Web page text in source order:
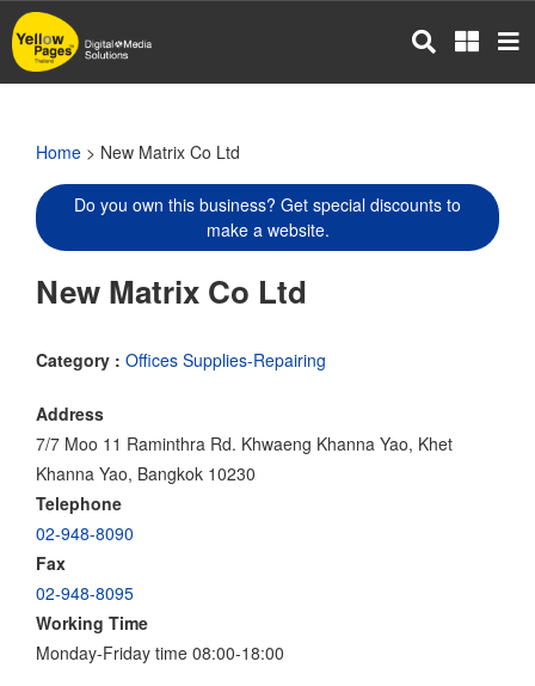
Skip
to
main
Home > New Matrix Co Ltd
Do you own this business? Get special discounts to
make a website.
New Matrix Co Ltd
Category : Offices Supplies-Repairing
Address
7/7 Moo 11 Raminthra Rd. Khwaeng Khanna Yao, Khet
Khanna Yao, Bangkok 10230
Telephone
02-948-8090
Fax
02-948-8095
Working Time
Monday-Friday time 08:00-18:00